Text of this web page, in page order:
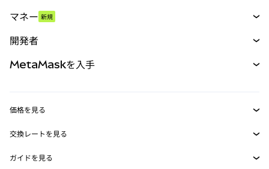
パーペチュアル
RWA
マネー 新規
開発者
MetaMask Connect
Snaps
MetaMaskを入手
セキュリティ
価格を見る
イーサリアムの価格
Solanaの価格
交換レートを見る
ETH→USD
ガイドを見る